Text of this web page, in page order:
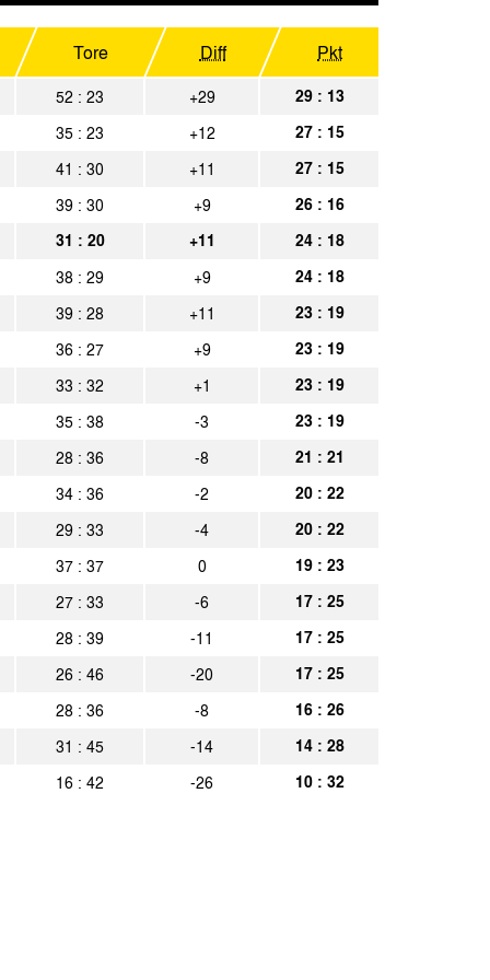
Oberhausen
Spielbericht
Aachen
Spielbericht
Braunschweig
Spielbericht
Aachen
Spielbericht
Aachen
Spielbericht
Aachen
Spielbericht
Spielbericht
Spielbericht
Aachen
Spielbericht
Kassel
Spielbericht
Spielbericht
BSC Berlin
Spielbericht
Aachen
Spielbericht
Aachen
Tore Diff Pkt
52 : 23 +29 29 : 13
35 : 23 +12 27 : 15
41 : 30 +11 27 : 15
39 : 30 +9
26 : 16
31 : 20 +11 24 : 18
38 : 29 +9 24 : 18
39 : 28 +11 23 : 19
36 : 27 +9 23 : 19
33 : 32 +1 23 : 19
35 : 38 -3 23 : 19
28 : 36 -8 21 : 21
34 : 36 -2 20 : 22
29 : 33 -4 20 : 22
37 : 37 0 19 : 23
27 : 33 -6 17 : 25
28 : 39 -11 17 : 25
26 : 46 -20 17 : 25
28 : 36 -8 16 : 26
31 : 45 -14 14 : 28
16 : 42 -26 10 : 32